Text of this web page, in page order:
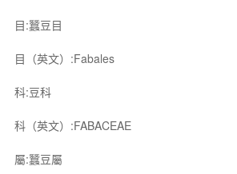
目:蠶豆目
目（英文）:Fabales
科:豆科
科（英文）:FABACEAE
屬:蠶豆屬